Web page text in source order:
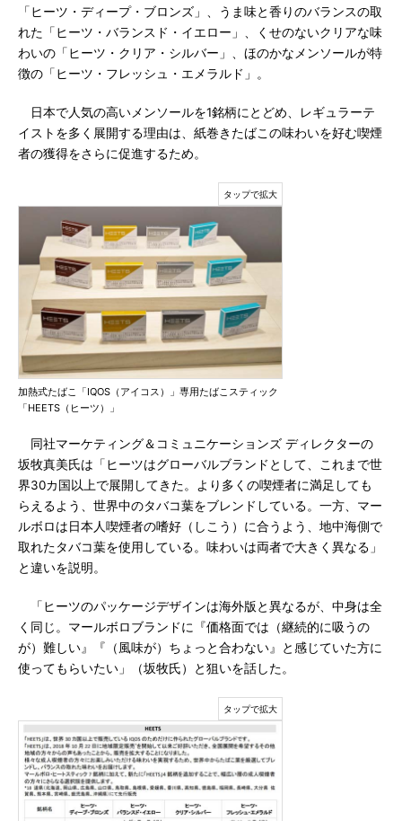
「ヒーツ・ディープ・ブロンズ」、うま味と香りのバランスの取
れた「ヒーツ・バランスド・イエロー」、くせのないクリアな味
わいの「ヒーツ・クリア・シルバー」、ほのかなメンソールが特
徴の「ヒーツ・フレッシュ・エメラルド」。
日本で人気の高いメンソールを1銘柄にとどめ、レギュラーテ
イストを多く展開する理由は、紙巻きたばこの味わいを好む喫煙
者の獲得をさらに促進するため。
加熱式たばこ「IQOS（アイコス）」専用たばこスティック
「HEETS（ヒーツ）」
同社マーケティング＆コミュニケーションズ ディレクターの
坂牧真美氏は「ヒーツはグローバルブランドとして、これまで世
界30カ国以上で展開してきた。より多くの喫煙者に満足しても
らえるよう、世界中のタバコ葉をブレンドしている。一方、マー
ルボロは日本人喫煙者の嗜好（しこう）に合うよう、地中海側で
取れたタバコ葉を使用している。味わいは両者で大きく異なる」
と違いを説明。
「ヒーツのパッケージデザインは海外版と異なるが、中身は全
く同じ。マールボロブランドに『価格面では（継続的に吸うの
が）難しい』『（風味が）ちょっと合わない』と感じていた方に
使ってもらいたい」（坂牧氏）と狙いを話した。